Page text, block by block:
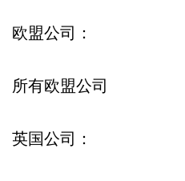
欧盟公司：
所有欧盟公
英国公司：